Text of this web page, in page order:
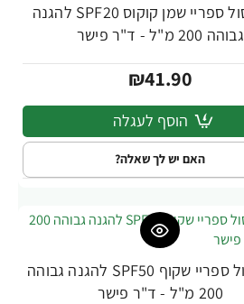
אולטרסול ספריי שמן קוקוס SPF20 להגנה
גבוהה 200 מ"ל - ד"ר פישר
₪41.90
הוסף לעגלה
האם יש לך שאלה?
אולטרסול ספריי שקוף SPF50 להגנה גבוהה
200 מ"ל - ד"ר פישר